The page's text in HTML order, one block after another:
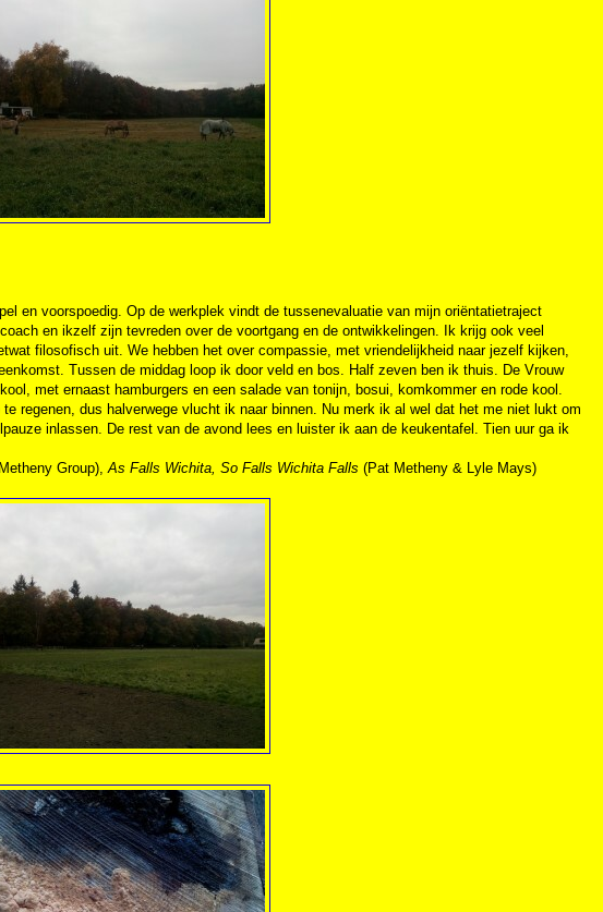
en voorspoedig. Op de werkplek vindt de tussenevaluatie van mijn oriëntatietraject
en ikzelf zijn tevreden over de voortgang en de ontwikkelingen. Ik krijg ook veel
filosofisch uit. We hebben het over compassie, met vriendelijkheid naar jezelf kijken,
Tussen de middag loop ik door veld en bos. Half zeven ben ik thuis. De Vrouw
met ernaast hamburgers en een salade van tonijn, bosui, komkommer en rode kool.
regenen, dus halverwege vlucht ik naar binnen. Nu merk ik al wel dat het me niet lukt om
inlassen. De rest van de avond lees en luister ik aan de keukentafel. Tien uur ga ik
Group),As Falls Wichita, So Falls Wichita Falls (Pat Metheny & Lyle Mays)